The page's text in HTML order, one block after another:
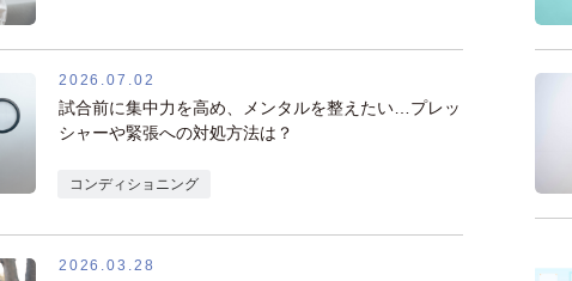
2026.07.02
試合前に集中力を高め、メンタルを整えたい…プレッ
シャーや緊張への対処方法は？
コンディショニング
2026.03.28